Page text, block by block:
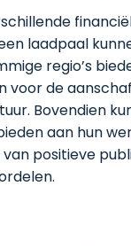
laadpaal
regio’s
voor de
Bovendien
aan hun
positieve